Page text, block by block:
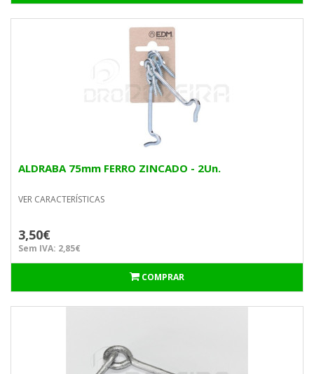
ALDRABA 75mm FERRO ZINCADO - 2Un.
VER CARACTERÍSTICAS
3,50€
Sem IVA: 2,85€
COMPRAR